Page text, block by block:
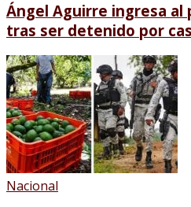
Ángel Aguirre ingresa al
tras ser detenido por
Nacional